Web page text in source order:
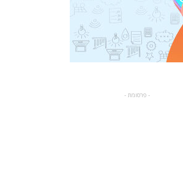
- פרסומת -